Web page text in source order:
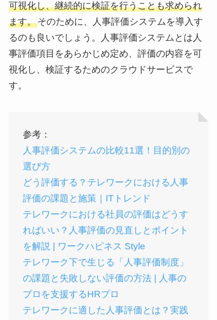
可視化し、継続的に検証を行うことも求められ
ます。そのために、人事評価システムを導入す
るのも良いでしょう。人事評価システムとは人
事評価項目をあらかじめ定め、評価の内容を可
視化し、検証するためのクラウドサービスで
す。
参考：
人事評価システムの比較11選！目的別の
選び方
どう評価する？テレワークにおける人事
評価の課題と施策｜ITトレンド
テレワークにおける社員の評価はどうす
ればいい？人事評価の見直しとポイント
を解説 | ワークハピネス Style
テレワーク下で生じる「人事評価制度」
の課題と失敗しない評価の方法 | 人事の
プロを支援するHRプロ
テレワークに適した人事評価とは？実践